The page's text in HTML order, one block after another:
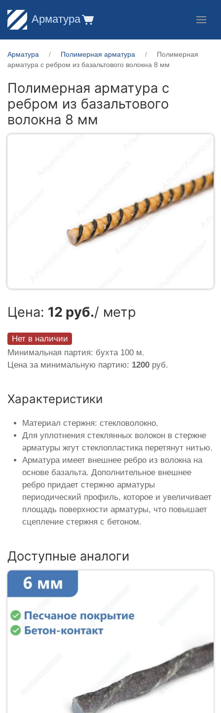
Арматура
Арматура Полимерная арматура
Полимерная
арматура c ребром из базальтового волокна 8 мм
Полимерная арматура c
ребром из базальтового
волокна 8 мм
Цена: 12 руб./ метр
Нет в наличии
Минимальная партия: бухта 100 м.
Цена за минимальную партию: 1200 руб.
Характеристики
Материал стержня: стекловолокно.
Для уплотнения стеклянных волокон в стержне
арматуры жгут стеклопластика перетянут нитью.
Арматура имеет внешнее ребро из волокна на
основе базальта. Дополнительное внешнее
ребро придает стержню арматуры
периодический профиль, которое и увеличивает
площадь поверхности арматуры, что повышает
сцепление стержня с бетоном.
Доступные аналоги